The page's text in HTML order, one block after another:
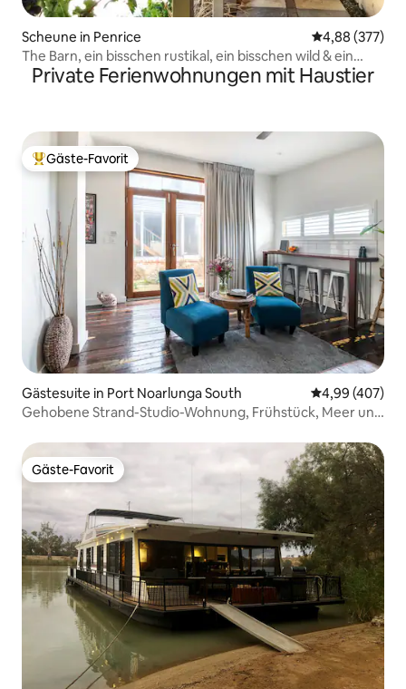
Scheune in Penrice
4,88 (377)
The Barn, ein bisschen rustikal, ein bisschen wild & ein
bisschen luxuriös
Private Ferienwohnungen mit Haustier
Beliebter Gäste-Favorit.
Gäste-Favorit
Gästesuite in Port Noarlunga South
4,99 (407)
Gehobene Strand-Studio-Wohnung, Frühstück, Meer und
Gäste-Favorit
Gäste-Favorit